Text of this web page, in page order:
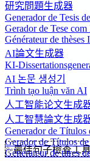
研究問題生成器
Generador de Tesis
Gerador de Tese com
Générateur de thèses
AI論文生成器
KI-
AI 논문 생성기
Trình tạo luận văn AI
人工智能论文生成
人工智慧論文生成
Generador de Títulos
Gerador de Títulos de
Générateur de titres
✨最佳句子檢查工